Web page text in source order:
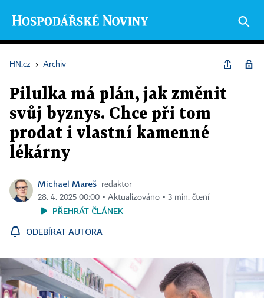
HN.cz › Archiv
Pilulka má plán, jak změnit
svůj byznys. Chce při tom
prodat i vlastní kamenné
lékárny
Michael Mareš
redaktor
28. 4. 2025 00:00 ▪ Aktualizováno ▪ 3 min. čtení
PŘEHRÁT ČLÁNEK
ODEBÍRAT AUTORA